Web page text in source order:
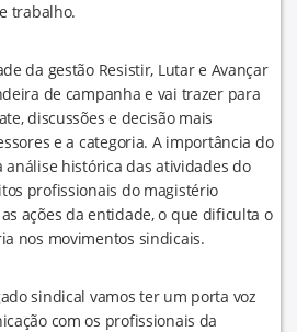
trabalho.
da gestão Resistir, Lutar e Avançar
de campanha e vai trazer para
discussões e decisão mais
e a categoria. A importância do
análise histórica das atividades do
profissionais do magistério
ações da entidade, o que dificulta o
nos movimentos sindicais.
sindical vamos ter um porta voz
com os profissionais da